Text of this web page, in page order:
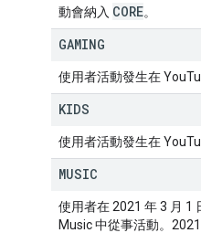
動會納入 CORE。
GAMING
使用者活動發生在
KIDS
使用者活動發生在
MUSIC
使用者在 2021 年 3 月 1
Music 中從事活動。